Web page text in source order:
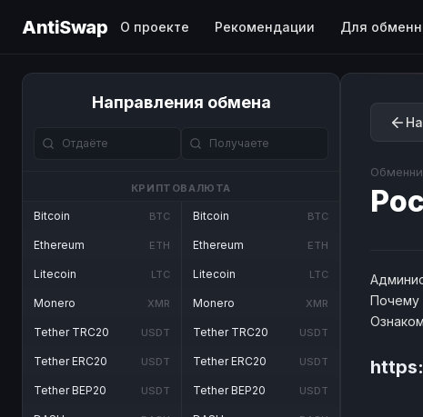
AntiSwap О проекте Рекомендации Для
Направления обмена
КРИПТОВАЛЮТА
Bitcoin BTC
Ethereum ETH
Litecoin LTC
Monero XMR
Tether TRC20 USDT
Tether ERC20 USDT
Tether BEP20 USDT
Bitcoin BTC
Ethereum ETH
Litecoin LTC
Monero XMR
Tether TRC20 USDT
Tether ERC20 USDT
Tether BEP20 USDT
Почему